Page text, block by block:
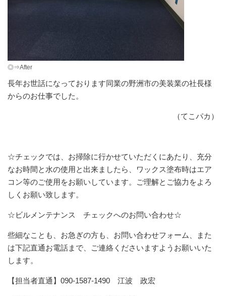
◎⇒After
長年お世話になっております同業の野洲市の美装業の社長様
からのお仕事でした。
（てこパカ）
☆チェックでは、お掃除に行かせていただくにあたり、充分
なお時間と水の使用と出来ましたら、ワックス塗布時はエア
コン等のご使用をお願いしています。ご理解とご協力をよろ
しくお願い致します。
☆ビルメンテナンス チェックへのお問い合わせ☆
些細なことも、お急ぎの方も、お問い合わせフォーム、また
は下記直通お電話まで、ご連絡くださいますようお願いいた
します。
【担当者直通】090-1587-1490 江波 政宏